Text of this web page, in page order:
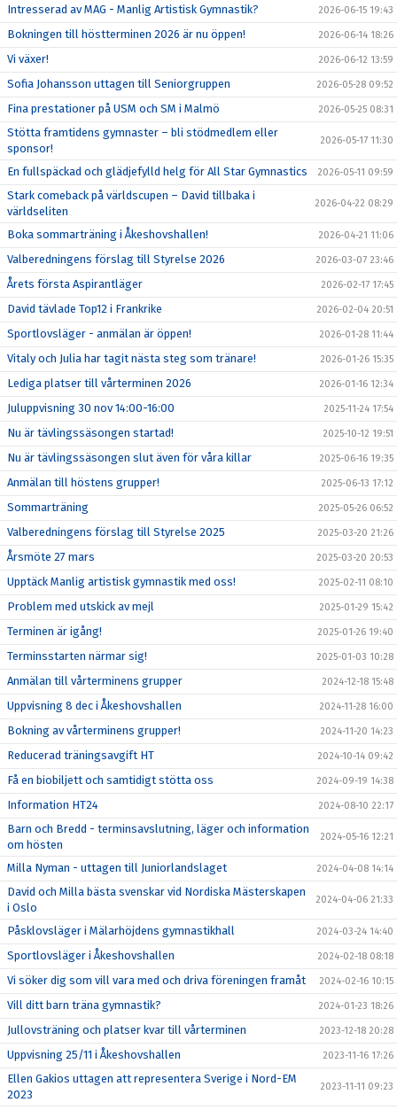
Intresserad av MAG - Manlig Artistisk Gymnastik? 2026-06-15 19:43
Bokningen till höstterminen 2026 är nu öppen! 2026-06-14 18:26
Vi växer! 2026-06-12 13:59
Sofia Johansson uttagen till Seniorgruppen 2026-05-28 09:52
Fina prestationer på USM och SM i Malmö 2026-05-25 08:31
Stötta framtidens gymnaster – bli stödmedlem eller
sponsor!
2026-05-17 11:30
En fullspäckad och glädjefylld helg för All Star Gymnastics 2026-05-11 09:59
Stark comeback på världscupen – David tillbaka i
världseliten
2026-04-22 08:29
Boka sommarträning i Åkeshovshallen! 2026-04-21 11:06
Valberedningens förslag till Styrelse 2026 2026-03-07 23:46
Årets första Aspirantläger 2026-02-17 17:45
David tävlade Top12 i Frankrike 2026-02-04 20:51
Sportlovsläger - anmälan är öppen! 2026-01-28 11:44
Vitaly och Julia har tagit nästa steg som tränare! 2026-01-26 15:35
Lediga platser till vårterminen 2026 2026-01-16 12:34
Juluppvisning 30 nov 14:00-16:00 2025-11-24 17:54
Nu är tävlingssäsongen startad! 2025-10-12 19:51
Nu är tävlingssäsongen slut även för våra killar 2025-06-16 19:35
Anmälan till höstens grupper! 2025-06-13 17:12
Sommarträning 2025-05-26 06:52
Valberedningens förslag till Styrelse 2025 2025-03-20 21:26
Årsmöte 27 mars 2025-03-20 20:53
Upptäck Manlig artistisk gymnastik med oss! 2025-02-11 08:10
Problem med utskick av mejl 2025-01-29 15:42
Terminen är igång! 2025-01-26 19:40
Terminsstarten närmar sig! 2025-01-03 10:28
Anmälan till vårterminens grupper 2024-12-18 15:48
Uppvisning 8 dec i Åkeshovshallen 2024-11-28 16:00
Bokning av vårterminens grupper! 2024-11-20 14:23
Reducerad träningsavgift HT 2024-10-14 09:42
Få en biobiljett och samtidigt stötta oss 2024-09-19 14:38
Information HT24 2024-08-10 22:17
Barn och Bredd - terminsavslutning, läger och information
om hösten
2024-05-16 12:21
Milla Nyman - uttagen till Juniorlandslaget 2024-04-08 14:14
David och Milla bästa svenskar vid Nordiska Mästerskapen
i Oslo
2024-04-06 21:33
Påsklovsläger i Mälarhöjdens gymnastikhall 2024-03-24 14:40
Sportlovsläger i Åkeshovshallen 2024-02-18 08:18
Vi söker dig som vill vara med och driva föreningen framåt 2024-02-16 10:15
Vill ditt barn träna gymnastik? 2024-01-23 18:26
Jullovsträning och platser kvar till vårterminen 2023-12-18 20:28
Uppvisning 25/11 i Åkeshovshallen 2023-11-16 17:26
Ellen Gakios uttagen att representera Sverige i Nord-EM
2023
2023-11-11 09:23